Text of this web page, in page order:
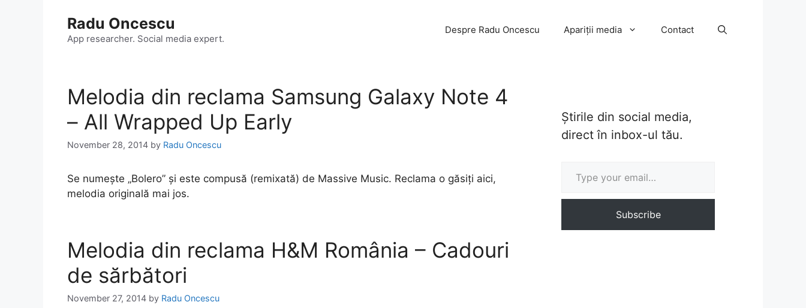
Radu Oncescu
App researcher. Social media expert.
Despre Radu Oncescu Apariții media Contact
Melodia din reclama Samsung Galaxy Note 4
– All Wrapped Up Early
November 28, 2014 by Radu Oncescu
Se numește „Bolero” și este compusă (remixată) de Massive Music. Reclama o găsiți aici,
melodia originală mai jos.
Melodia din reclama H&M România – Cadouri
de sărbători
November 27, 2014 by Radu Oncescu
Știrile din social media,
direct în inbox-ul tău.
Subscribe